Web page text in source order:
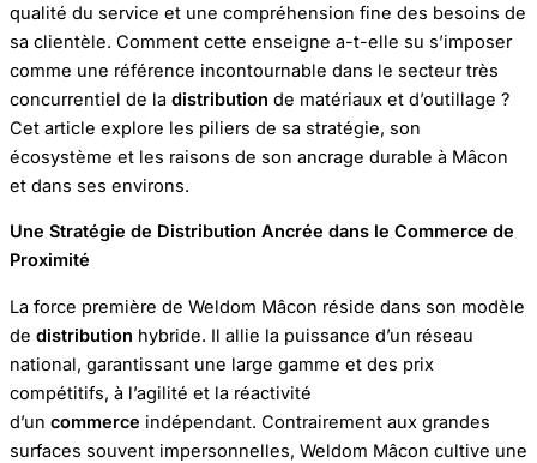
qualité du service et une compréhension fine des besoins de
sa clientèle. Comment cette enseigne a-t-elle su s’imposer
comme une référence incontournable dans le secteur très
concurrentiel de la distribution de matériaux et d’outillage ?
Cet article explore les piliers de sa stratégie, son
écosystème et les raisons de son ancrage durable à Mâcon
et dans ses environs.
Une Stratégie de Distribution Ancrée dans le Commerce de
Proximité
La force première de Weldom Mâcon réside dans son modèle
de distribution hybride. Il allie la puissance d’un réseau
national, garantissant une large gamme et des prix
compétitifs, à l’agilité et la réactivité
d’un commerce indépendant. Contrairement aux grandes
surfaces souvent impersonnelles, Weldom Mâcon cultive une